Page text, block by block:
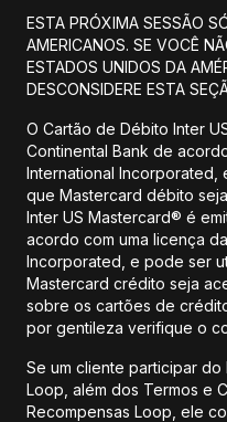
ESTA PRÓXIMA SESSÃO
AMERICANOS. SE VOCÊ
ESTADOS UNIDOS DA
DESCONSIDERE ESTA
O Cartão de Débito Inter
Continental Bank de
International
que Mastercard débito
Inter US Mastercard® é
acordo com uma licença
Incorporated, e pode ser
Mastercard crédito seja
sobre os cartões de
por gentileza verifique o
Se um cliente participar
Loop, além dos Termos e
Recompensas Loop, ele